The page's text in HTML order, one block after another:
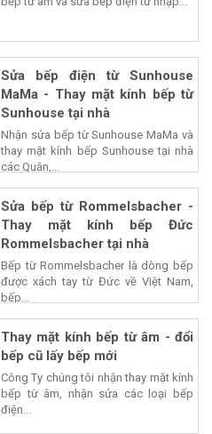
Sửa bếp điện từ Sunhouse
MaMa - Thay mặt kính bếp từ
Sunhouse tại nhà
Nhận sửa bếp từ Sunhouse MaMa và
thay mặt kính bếp Sunhouse tại nhà
các Quận,...
Sửa bếp từ Rommelsbacher -
Thay mặt kính bếp Đức
Rommelsbacher tại nhà
Bếp từ Rommelsbacher là dòng bếp
được xách tay từ Đức về Việt Nam,
bếp...
Thay mặt kính bếp từ âm - đổi
bếp cũ lấy bếp mới
Công Ty chúng tôi nhận thay mặt kính
bếp từ âm, nhận sửa các loại bếp
điện...